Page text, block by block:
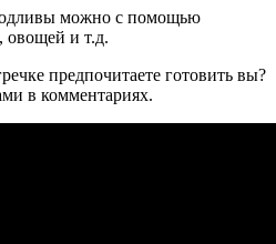
можно с помощью
овощей и т.д.
предпочитаете готовить вы?
в комментариях.